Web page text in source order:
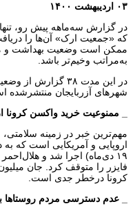
۰۳ اردیبهشت ۱۴۰۰
در گزارش سه‌ماهه پیش رو،
که «جمعیت ارک» آن‌ها را
ممکن است وضعیت بهداشت و
به‌مراتب وخیم‌تر باشد.
در این مدت ۳۸
شهرهای آزربایجان منتشرشده
_ ممنوعیت خرید واکسن
مهم‌ترین خبر در زمینه
اروپایی و آمریکایی است که
فایزر را متوقف کرد. جان
کرونا درخطر جدی است.
_ عدم دسترسی مردم روستاها